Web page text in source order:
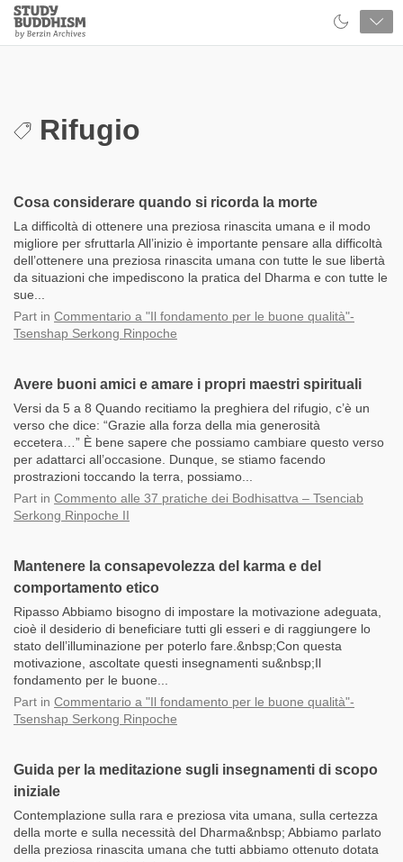
Close
Study
Buddhism
Rifugio
Cosa considerare quando si ricorda la morte
La difficoltà di ottenere una preziosa rinascita umana e il modo
migliore per sfruttarla All’inizio è importante pensare alla difficoltà
dell’ottenere una preziosa rinascita umana con tutte le sue libertà
da situazioni che impediscono la pratica del Dharma e con tutte le
sue...
Part in Commentario a "Il fondamento per le buone qualità"-
Tsenshap Serkong Rinpoche
Avere buoni amici e amare i propri maestri spirituali
Versi da 5 a 8 Quando recitiamo la preghiera del rifugio, c’è un
verso che dice: “Grazie alla forza della mia generosità
eccetera…” È bene sapere che possiamo cambiare questo verso
per adattarci all’occasione. Dunque, se stiamo facendo
prostrazioni toccando la terra, possiamo...
Part in Commento alle 37 pratiche dei Bodhisattva – Tsenciab
Serkong Rinpoche II
Mantenere la consapevolezza del karma e del
comportamento etico
Ripasso Abbiamo bisogno di impostare la motivazione adeguata,
cioè il desiderio di beneficiare tutti gli esseri e di raggiungere lo
stato dell’illuminazione per poterlo fare.&nbsp;Con questa
motivazione, ascoltate questi insegnamenti su&nbsp;Il
fondamento per le buone...
Part in Commentario a "Il fondamento per le buone qualità"-
Tsenshap Serkong Rinpoche
Guida per la meditazione sugli insegnamenti di scopo
iniziale
Contemplazione sulla rara e preziosa vita umana, sulla certezza
della morte e sulla necessità del Dharma&nbsp; Abbiamo parlato
della preziosa rinascita umana che tutti abbiamo ottenuto dotata